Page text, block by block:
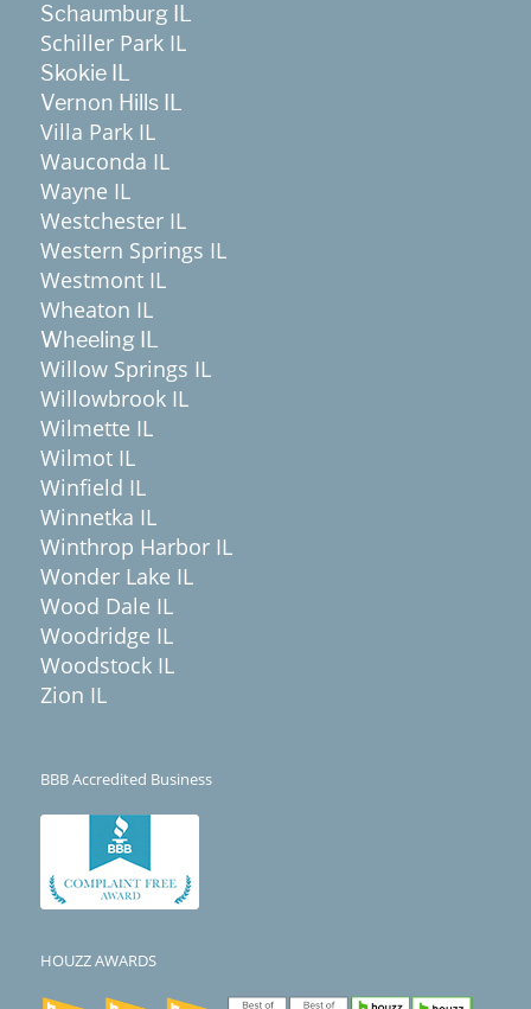
Schaumburg IL
Schiller Park IL
Skokie IL
Vernon Hills IL
Villa Park IL
Wauconda IL
Wayne IL
Westchester IL
Western Springs IL
Westmont IL
Wheaton IL
Wheeling IL
Willow Springs IL
Willowbrook IL
Wilmette IL
Wilmot IL
Winfield IL
Winnetka IL
Winthrop Harbor IL
Wonder Lake IL
Wood Dale IL
Woodridge IL
Woodstock IL
Zion IL
BBB Accredited Business
HOUZZ AWARDS